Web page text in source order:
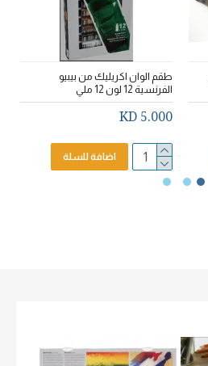
طقم الوان اكريليك من بيبيو
الفرنسية 12 لون 12 ملي
5.000 KD
اضافة للسلة